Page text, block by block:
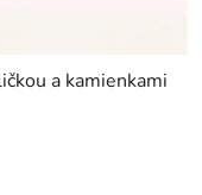
a kamienkami